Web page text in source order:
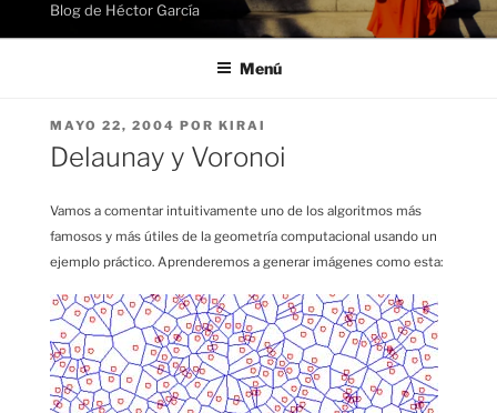
Blog de Héctor García
Menú
PUBLICADO
EL
MAYO 22, 2004 POR KIRAI
Delaunay y Voronoi
Vamos a comentar intuitivamente uno de los algoritmos más
famosos y más útiles de la geometría computacional usando un
ejemplo práctico. Aprenderemos a generar imágenes como esta: